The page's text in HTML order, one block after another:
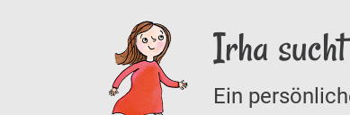
Irha
Ein